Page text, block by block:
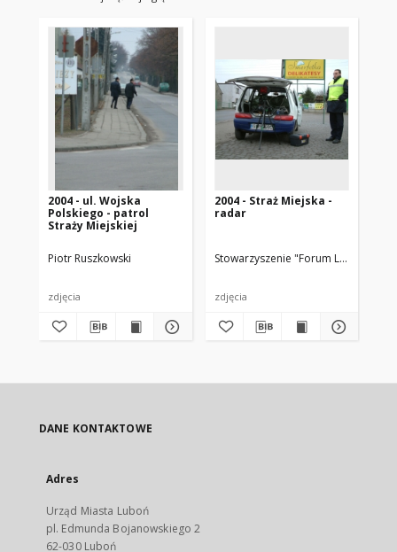
2004 - ul. Wojska
Polskiego - patrol
Straży Miejskiej
Piotr Ruszkowski
zdjęcia
2004 - Straż Miejska -
radar
Stowarzyszenie "Forum Lubońskie"
zdjęcia
DANE KONTAKTOWE
Adres
Urząd Miasta Luboń
pl. Edmunda Bojanowskiego 2
62-030 Luboń